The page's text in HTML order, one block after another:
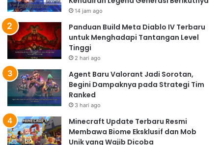
14 jam ago
Panduan Build Meta Diablo IV Terbaru
untuk Menghadapi Tantangan Level
Tinggi
2 hari ago
Agent Baru Valorant Jadi Sorotan,
Begini Dampaknya pada Strategi Tim
Ranked
3 hari ago
Minecraft Update Terbaru Resmi
Membawa Biome Eksklusif dan Mob
Unik yang Wajib Dicoba